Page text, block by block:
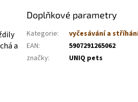
a
Doplňkové parametry
Kategorie:
vyčesávání a
EAN:
5907291265062
značky: UNIQ pets